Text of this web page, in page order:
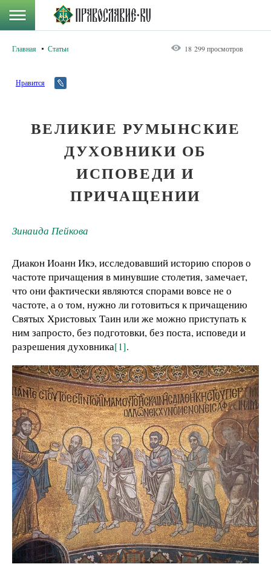
Главная Статьи 18 299 просмотров
Нравится
ВЕЛИКИЕ РУМЫНСКИЕ
ДУХОВНИКИ ОБ
ИСПОВЕДИ И
ПРИЧАЩЕНИИ
Зинаида Пейкова
Диакон Иоанн Икэ, исследовавший историю споров о
частоте причащения в минувшие столетия, замечает,
что они фактически являются спорами вовсе не о
частоте, а о том, нужно ли готовиться к причащению
Святых Христовых Таин или же можно приступать к
ним запросто, без подготовки, без поста, исповеди и
разрешения духовника[1].